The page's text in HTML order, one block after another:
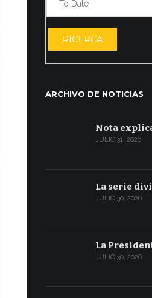
RICERCA
ARCHIVO DE NOTICIAS
Nota
JULIO 31, 2026
La serie
JULIO 30, 2026
La
JULIO 30, 2026